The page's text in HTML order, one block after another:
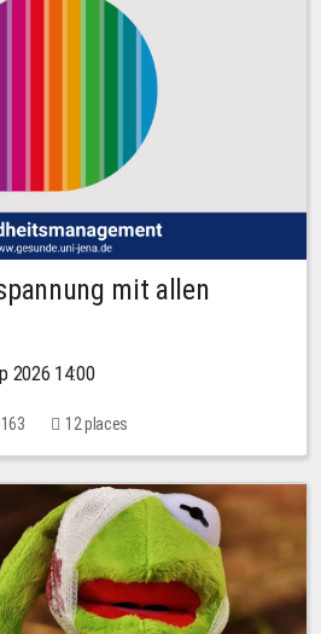
mit allen
2026 14:00
12 places